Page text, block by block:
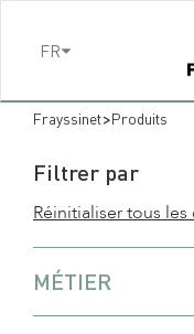
FR
Frayssinet>Produits
Filtrer par
Réinitialiser tous les
MÉTIER